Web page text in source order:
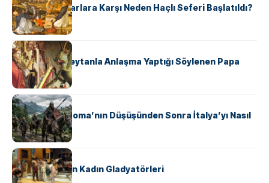
Avrupalı ​​Katharlara Karşı Neden Haçlı Seferi Başlatıldı?
KÜLTÜR
II. Silvester: Şeytanla Anlaşma Yaptığı Söylenen Papa
KÜLTÜR
Ostrogotlar Roma’nın Düşüşünden Sonra İtalya’yı Nasıl
Ele Geçirdi?
KÜLTÜR
Antik Roma’nın Kadın Gladyatörleri